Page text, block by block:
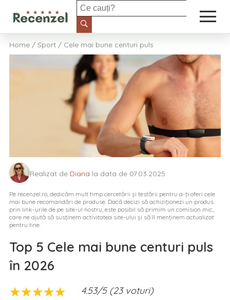
Casă și grădină
Electronice și IT
Îngrijire personală
Alimente
Petshop
Home / Sport / Cele mai bune centuri puls
Realizat de Diana la data de 07.03.2025.
Pe recenzel.ro, dedicăm mult timp cercetării și testării pentru a-ți oferi cele
mai bune recomandări de produse. Dacă decizi să achiziționezi un produs
prin link-urile de pe site-ul nostru, este posibil să primim un comision mic,
care ne ajută să susținem activitatea site-ului și să îl menținem actualizat
pentru tine.
Top 5 Cele mai bune centuri puls
în 2026
★★★★★
★★★★★
4.53/5 (23 voturi)